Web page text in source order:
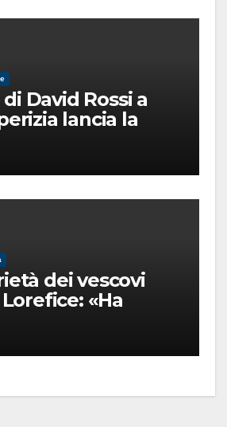
David Rossi a
lancia la
dei vescovi
«Ha
e la dignità